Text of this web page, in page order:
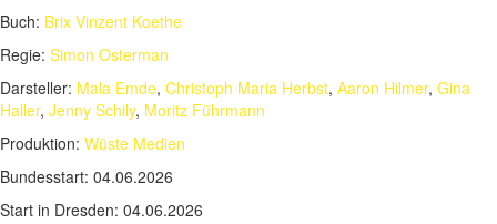
Buch: Brix Vinzent Koethe
Regie: Simon Osterman
Darsteller: Mala Emde, Christoph Maria Herbst, Aaron Hilmer, Gina
Haller, Jenny Schily, Moritz Führmann
Produktion: Wüste Medien
Bundesstart: 04.06.2026
Start in Dresden: 04.06.2026